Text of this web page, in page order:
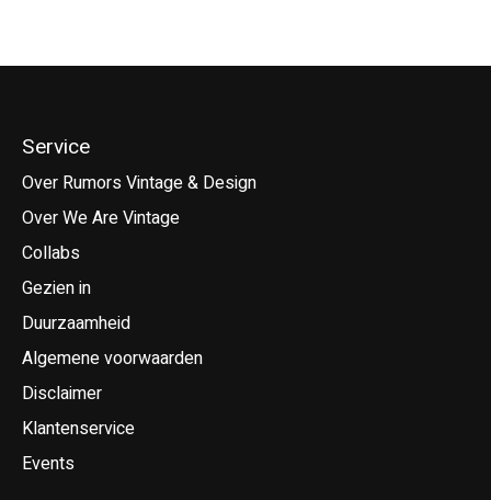
Service
Over Rumors Vintage & Design
Over We Are Vintage
Collabs
Gezien in
Duurzaamheid
Algemene voorwaarden
Disclaimer
Klantenservice
Events